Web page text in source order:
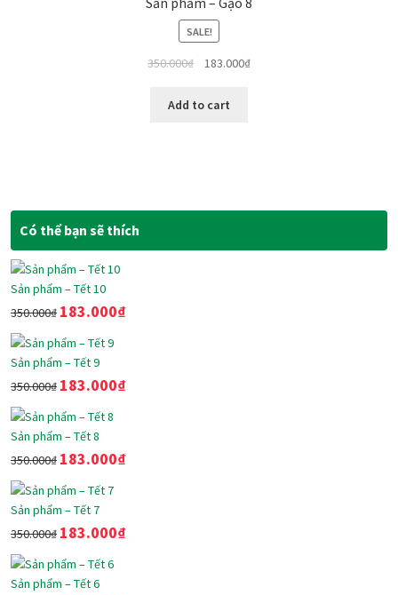
SALE!
350.000₫ 183.000₫
Add to cart
Có thể bạn sẽ thích
Sản phẩm – Tết 10
350.000₫ 183.000₫
Sản phẩm – Tết 9
350.000₫ 183.000₫
Sản phẩm – Tết 8
350.000₫ 183.000₫
Sản phẩm – Tết 7
350.000₫ 183.000₫
Sản phẩm – Tết 6